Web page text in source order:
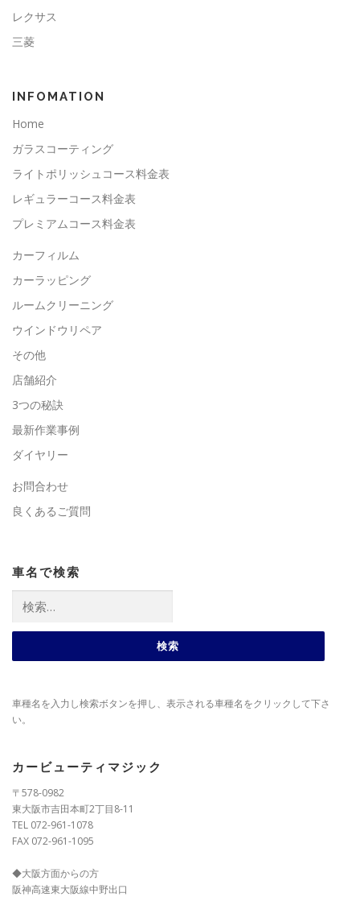
レクサス
三菱
INFOMATION
Home
ガラスコーティング
ライトポリッシュコース料金表
レギュラーコース料金表
プレミアムコース料金表
カーフィルム
カーラッピング
ルームクリーニング
ウインドウリペア
その他
店舗紹介
3つの秘訣
最新作業事例
ダイヤリー
お問合わせ
良くあるご質問
車名で検索
索:
車種名を入力し検索ボタンを押し、表示される車種名をクリックして下さ
い。
カービューティマジック
〒578-0982
東大阪市吉田本町2丁目8-11
TEL 072-961-1078
FAX 072-961-1095
◆大阪方面からの方
阪神高速東大阪線中野出口